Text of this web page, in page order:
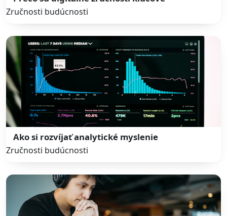
Zručnosti budúcnosti
Ako si rozvíjať analytické myslenie
Zručnosti budúcnosti